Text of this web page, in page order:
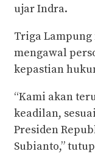
ujar Indra.
Triga Lampung
mengawal
kepastian
“Kami akan
keadilan,
Presiden
Subianto,”